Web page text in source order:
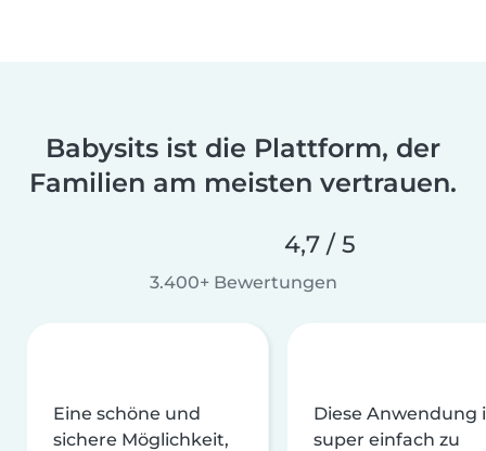
Babysits ist die Plattform, der
Familien am meisten vertrauen.
4,7 / 5
3.400+ Bewertungen
Eine schöne und
sichere Möglichkeit,
Diese Anwendung
super einfach zu